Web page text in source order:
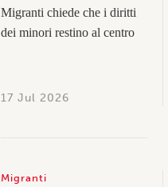
Migranti chiede che i diritti
dei minori restino al centro
17 Jul 2026
Migranti